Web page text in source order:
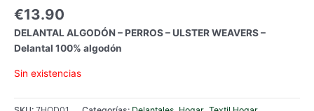
€13.90
DELANTAL ALGODÓN – PERROS – ULSTER WEAVERS –
Delantal 100% algodón
Sin existencias